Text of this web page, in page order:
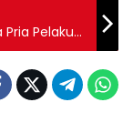
Pelaku